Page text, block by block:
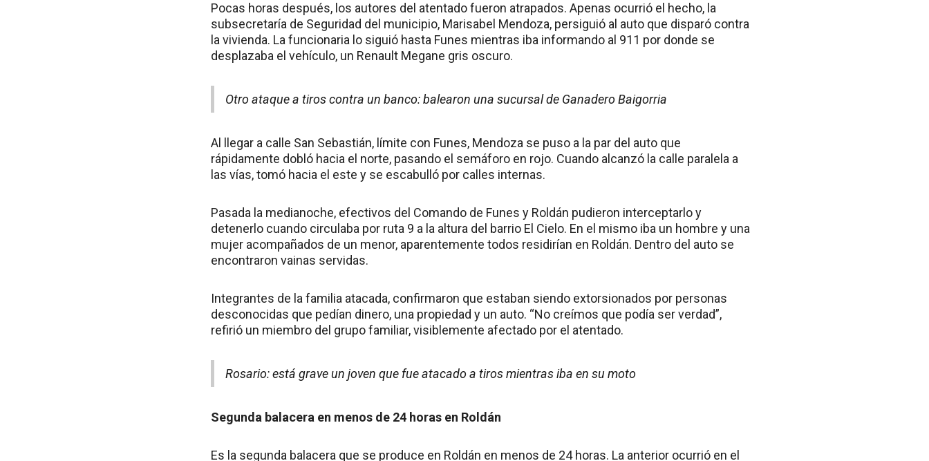
Pocas horas después, los autores del atentado fueron atrapados. Apenas ocurrió el hecho, la
subsecretaría de Seguridad del municipio, Marisabel Mendoza, persiguió al auto que disparó contra
la vivienda. La funcionaria lo siguió hasta Funes mientras iba informando al 911 por donde se
desplazaba el vehículo, un Renault Megane gris oscuro.
Otro ataque a tiros contra un banco: balearon una sucursal de Ganadero Baigorria
Al llegar a calle San Sebastián, límite con Funes, Mendoza se puso a la par del auto que
rápidamente dobló hacia el norte, pasando el semáforo en rojo. Cuando alcanzó la calle paralela a
las vías, tomó hacia el este y se escabulló por calles internas.
Pasada la medianoche, efectivos del Comando de Funes y Roldán pudieron interceptarlo y
detenerlo cuando circulaba por ruta 9 a la altura del barrio El Cielo. En el mismo iba un hombre y una
mujer acompañados de un menor, aparentemente todos residirían en Roldán. Dentro del auto se
encontraron vainas servidas.
Integrantes de la familia atacada, confirmaron que estaban siendo extorsionados por personas
desconocidas que pedían dinero, una propiedad y un auto. “No creímos que podía ser verdad”,
refirió un miembro del grupo familiar, visiblemente afectado por el atentado.
Rosario: está grave un joven que fue atacado a tiros mientras iba en su moto
Segunda balacera en menos de 24 horas en Roldán
Es la segunda balacera que se produce en Roldán en menos de 24 horas. La anterior ocurrió en el